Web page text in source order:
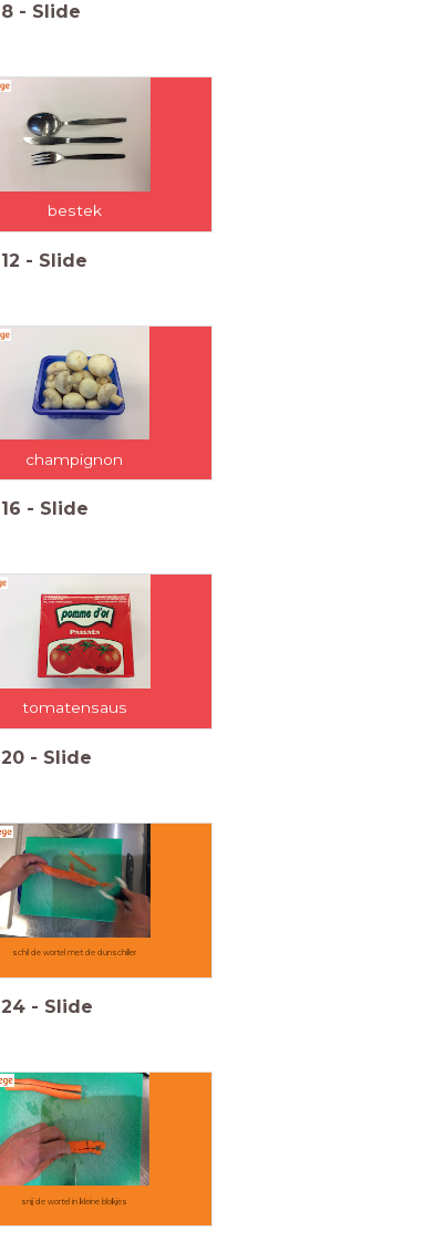
8 - Slide
bestek
12 - Slide
champignon
16 - Slide
tomatensaus
20 - Slide
schil de wortel met de dunschiller
24 - Slide
snij de wortel in kleine blokjes